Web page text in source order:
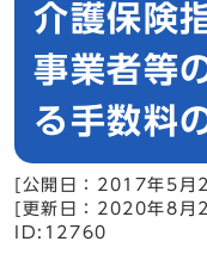
介護保険
事業者等
る手数料
[公開日：2017年5月
[更新日：2020年8月
ID:12760